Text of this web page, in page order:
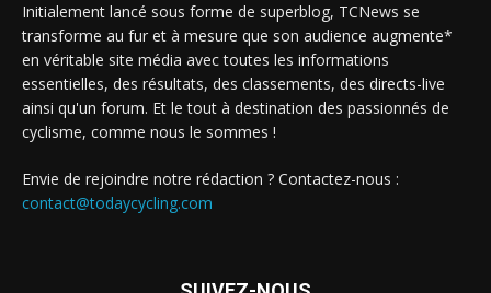
Initialement lancé sous forme de superblog, TCNews se
transforme au fur et à mesure que son audience augmente*
en véritable site média avec toutes les informations
essentielles, des résultats, des classements, des directs-live
ainsi qu'un forum. Et le tout à destination des passionnés de
cyclisme, comme nous le sommes !
Envie de rejoindre notre rédaction ? Contactez-nous :
contact@todaycycling.com